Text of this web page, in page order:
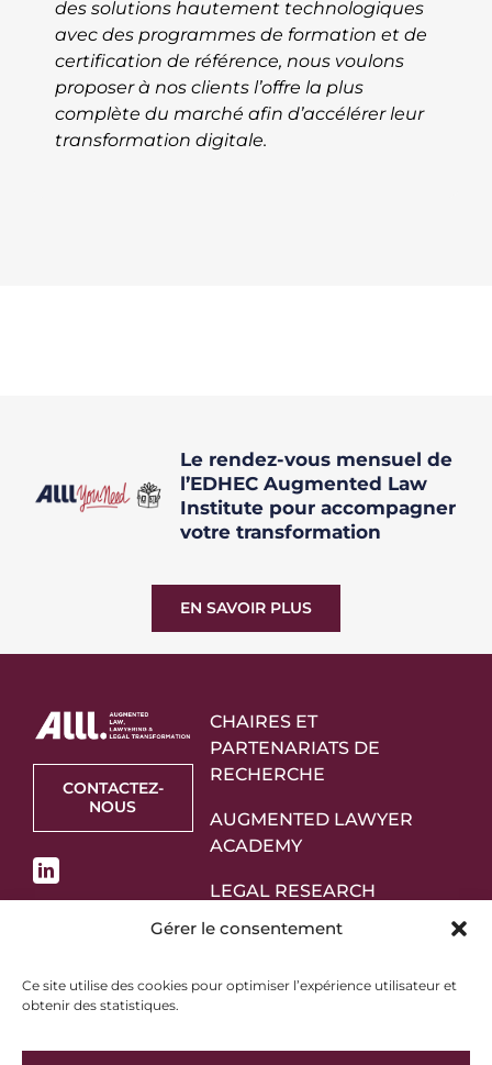
Gérer le consentement
Ce site utilise des cookies pour optimiser l’expérience utilisateur et
obtenir des statistiques.
des solutions hautement technologiques
avec des programmes de formation et de
certification de référence, nous voulons
proposer à nos clients l’offre la plus
complète du marché afin d’accélérer leur
transformation digitale.
Le rendez-vous mensuel de
l’EDHEC Augmented Law
Institute pour accompagner
votre transformation
EN SAVOIR PLUS
CONTACTEZ-
NOUS
CHAIRES ET
PARTENARIATS DE
RECHERCHE
AUGMENTED LAWYER
ACADEMY
LEGAL RESEARCH